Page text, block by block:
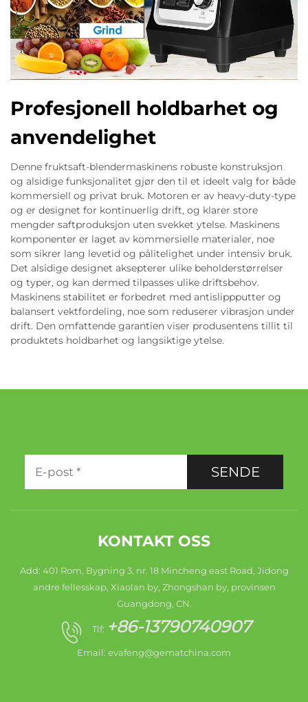
Profesjonell holdbarhet og
anvendelighet
Denne fruktsaft-blendermaskinens robuste konstruksjon
og alsidige funksjonalitet gjør den til et ideelt valg for både
kommersiell og privat bruk. Motoren er av heavy-duty-type
og er designet for kontinuerlig drift, og klarer store
mengder saftproduksjon uten svekket ytelse. Maskinens
komponenter er laget av kommersielle materialer, noe
som sikrer lang levetid og pålitelighet under intensiv bruk.
Det alsidige designet aksepterer ulike beholderstørrelser
og typer, og kan dermed tilpasses ulike driftsbehov.
Maskinens stabilitet er forbedret med antislippputter og
balansert vektfordeling, noe som reduserer vibrasjon under
drift. Den omfattende garantien viser produsentens tillit til
produktets holdbarhet og langsiktige ytelse.
SENDE
KONTAKT OSS
Add: 401 Rom, Bygning 3, nr. 18 Mincheng east Road, Jidong
andre fellesskap, Xiaolan by, Zhongshan by, provinsen
Guangdong, CN.
Tlf: +86-13790740907
Email: evafeng@gematchina.com